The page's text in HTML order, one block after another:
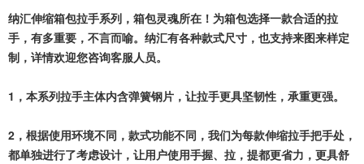
纳汇伸缩箱包拉手系列，箱包灵魂所在！为箱包选择一款合适的拉
手，有多重要，不言而喻。纳汇有各种款式尺寸，也支持来图来样定
制，详情欢迎您咨询客服人员。
1，本系列拉手主体内含弹簧钢片，让拉手更具坚韧性，承重更强。
2，根据使用环境不同，款式功能不同，我们为每款伸缩拉手把手处，
都单独进行了考虑设计，让用户使用手握、拉，提都更省力，更具舒